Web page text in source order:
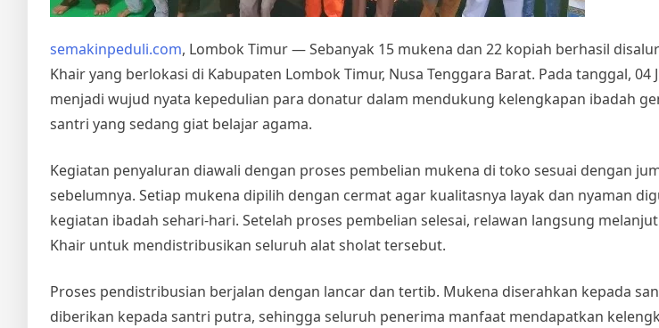
semakinpeduli.com, Lombok Timur — Sebanyak 15 mukena dan 22 kopiah berhasil
Khair yang berlokasi di Kabupaten Lombok Timur, Nusa Tenggara Barat. Pada tanggal, 04
menjadi wujud nyata kepedulian para donatur dalam mendukung kelengkapan ibadah
santri yang sedang giat belajar agama.
Kegiatan penyaluran diawali dengan proses pembelian mukena di toko sesuai dengan
sebelumnya. Setiap mukena dipilih dengan cermat agar kualitasnya layak dan nyaman
kegiatan ibadah sehari-hari. Setelah proses pembelian selesai, relawan langsung
Khair untuk mendistribusikan seluruh alat sholat tersebut.
Proses pendistribusian berjalan dengan lancar dan tertib. Mukena diserahkan kepada
diberikan kepada santri putra, sehingga seluruh penerima manfaat mendapatkan